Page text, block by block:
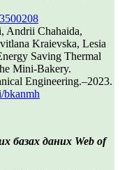
Andrii Chahaida,
Kraievska, Lesia
Saving Thermal
Mini-Bakery.
Engineering.–2023.
bkanmh
базах даних Web of